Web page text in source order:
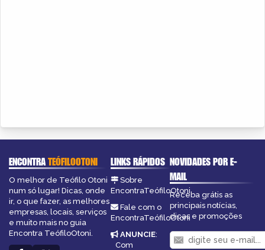
ENCONTRATEÓFILOOTONI
O melhor de Teófilo Otoni
num só lugar! Dicas, onde
ir, o que fazer, as melhores
empresas, locais, serviços
e muito mais no guia
Encontra TeófiloOtoni.
LINKS RÁPIDOS
Sobre
EncontraTeófiloOtoni
Fale com o
EncontraTeófiloOtoni
ANUNCIE:
Com
NOVIDADES POR E-
MAIL
Receba grátis as
principais notícias,
dicas e promoções